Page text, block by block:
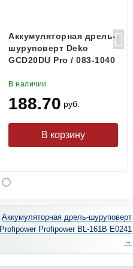
Аккумуляторная дрель-
шуруповерт Deko
GCD20DU Pro / 083-1040
В наличии
188.70 руб.
Аккумуляторная дрель-шуруповерт
Profipower Profipower BL-161B E0241
→